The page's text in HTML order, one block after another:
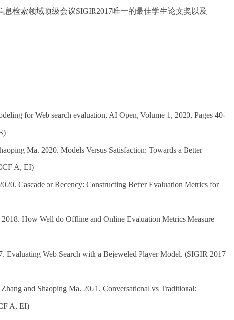
检索领域顶级会议SIGIR2017唯一的最佳学生论文奖以及
for Web search evaluation, AI Open, Volume 1, 2020, Pages 40-
Ma. 2020. Models Versus Satisfaction: Towards a Better
A, EI)
Cascade or Recency: Constructing Better Evaluation Metrics for
How Well do Offline and Online Evaluation Metrics Measure
Web Search with a Bejeweled Player Model. (SIGIR 2017
and Shaoping Ma. 2021. Conversational vs Traditional:
A, EI)